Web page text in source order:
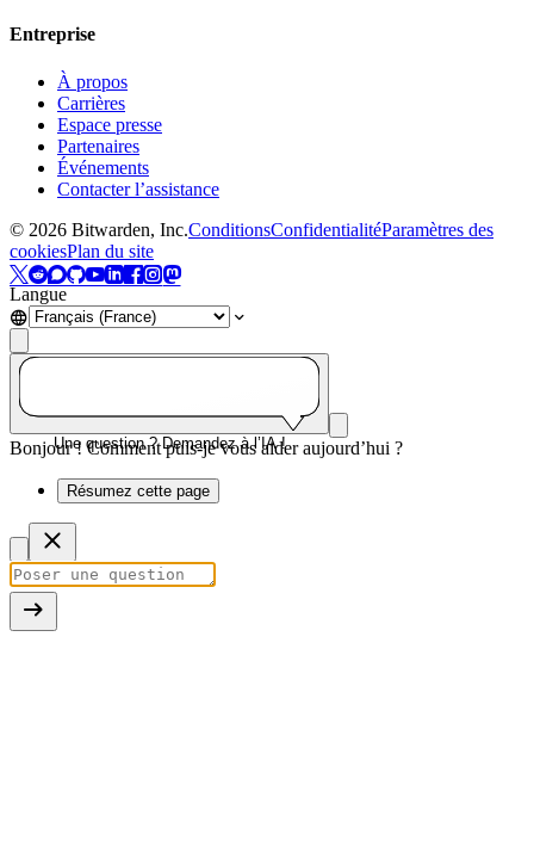
Entreprise
À propos
Carrières
Espace presse
Partenaires
Événements
Contacter l’assistance
© 2026 Bitwarden, Inc.ConditionsConfidentialitéParamètres des
cookiesPlan du site
Langue
Une question ? Demandez à l’IA !
Bonjour ! Comment puis-je vous aider aujourd’hui ?
Résumez cette page